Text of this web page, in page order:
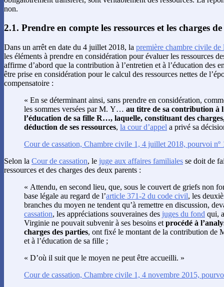
non.
2.1. Prendre en compte les ressources et les charges
Dans un arrêt en date du 4 juillet 2018, la première chambre civile de
les éléments à prendre en considération pour évaluer les ressources
affirme d’abord que la contribution à l’entretien et à l’éducation des
être prise en considération pour le calcul des ressources nettes de
compensatoire :
« En se déterminant ainsi, sans prendre en considération,
les sommes versées par M. Y… au titre de sa contribution à
l’éducation de sa fille R…, laquelle, constituant des
déduction de ses ressources, la cour d’appel a privé sa
Cour de cassation, Chambre civile 1, 4 juillet 2018, pourvoi nº
Selon la Cour de cassation, le juge aux affaires familiales se doit de
ressources et des charges des deux parents :
« Attendu, en second lieu, que, sous le couvert de griefs non
base légale au regard de l’article 371-2 du code civil, les
branches du moyen ne tendent qu’à remettre en discussion,
cassation, les appréciations souveraines des juges du fond qui,
Virginie ne pouvait subvenir à ses besoins et procédé à
charges des parties, ont fixé le montant de la contribution de
et à l’éducation de sa fille ;
« D’où il suit que le moyen ne peut être accueilli. »
Cour de cassation, Chambre civile 1, 4 novembre 2015,